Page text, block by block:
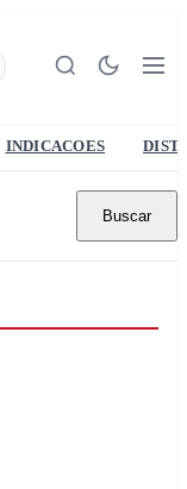
INDICACOES
Buscar